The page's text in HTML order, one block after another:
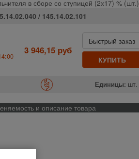
в сборе со ступицей (2х17) % (шт.)
/ 145.14.02.101
3 946,15 руб
Быстрый заказ
КУПИТЬ
Единицы: шт.
и описание товара